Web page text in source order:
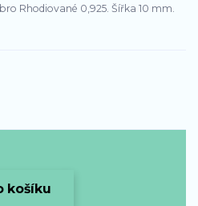
Rhodiované 0,925. Šířka 10 mm.
košíku